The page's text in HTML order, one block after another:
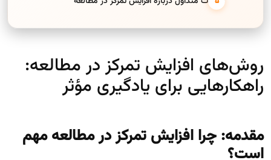
روش‌های افزایش تمرکز در مطالعه:
راهکارهایی برای یادگیری مؤثر
مقدمه: چرا افزایش تمرکز در مطالعه مهم
است؟